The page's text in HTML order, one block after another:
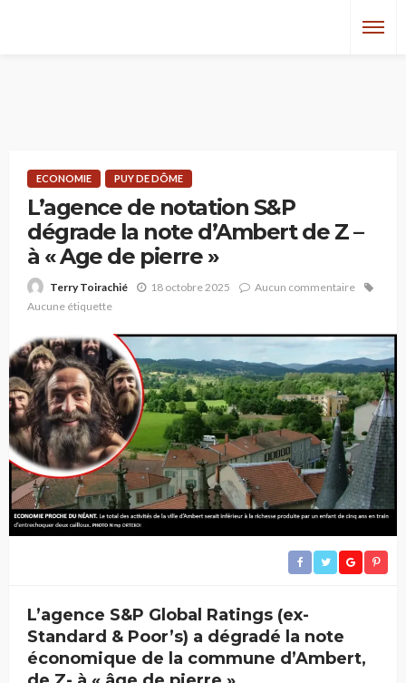
ECONOMIE PUY DE DÔME
L’agence de notation S&P
dégrade la note d’Ambert de Z –
à « Age de pierre »
Terry Toirachié 18 octobre 2025
Aucun commentaire
Aucune étiquette
L’agence S&P Global Ratings (ex-
Standard & Poor’s) a dégradé la note
économique de la commune d’Ambert,